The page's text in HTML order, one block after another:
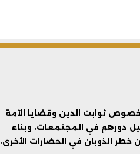
ثوابت الدين وقضايا الأمة
دورهم في المجتمعات، وبناء
الذوبان في الحضارات الأخرى،